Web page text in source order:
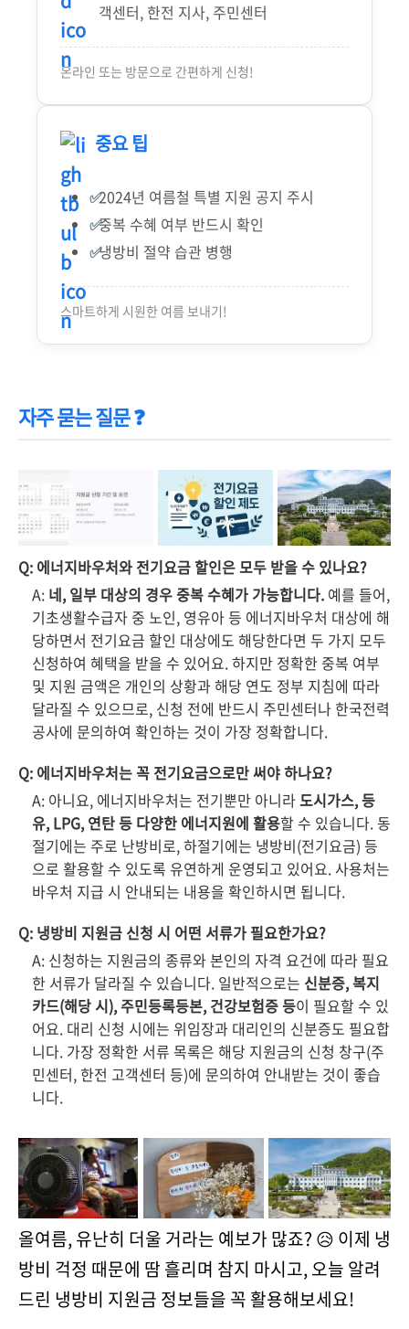
객센터, 한전 지사, 주민센터
온라인 또는 방문으로 간편하게 신청!
중요 팁
2024년 여름철 특별 지원 공지 주시
중복 수혜 여부 반드시 확인
냉방비 절약 습관 병행
스마트하게 시원한 여름 보내기!
자주 묻는 질문 ❓
Q: 에너지바우처와 전기요금 할인은 모두 받을 수 있나요?
A: 네, 일부 대상의 경우 중복 수혜가 가능합니다. 예를 들어,
기초생활수급자 중 노인, 영유아 등 에너지바우처 대상에 해
당하면서 전기요금 할인 대상에도 해당한다면 두 가지 모두
신청하여 혜택을 받을 수 있어요. 하지만 정확한 중복 여부
및 지원 금액은 개인의 상황과 해당 연도 정부 지침에 따라
달라질 수 있으므로, 신청 전에 반드시 주민센터나 한국전력
공사에 문의하여 확인하는 것이 가장 정확합니다.
Q: 에너지바우처는 꼭 전기요금으로만 써야 하나요?
A: 아니요, 에너지바우처는 전기뿐만 아니라도시가스, 등
유, LPG, 연탄 등 다양한 에너지원에 활용할 수 있습니다. 동
절기에는 주로 난방비로, 하절기에는 냉방비(전기요금) 등
으로 활용할 수 있도록 유연하게 운영되고 있어요. 사용처는
바우처 지급 시 안내되는 내용을 확인하시면 됩니다.
Q: 냉방비 지원금 신청 시 어떤 서류가 필요한가요?
A: 신청하는 지원금의 종류와 본인의 자격 요건에 따라 필요
한 서류가 달라질 수 있습니다. 일반적으로는 신분증, 복지
카드(해당 시), 주민등록등본, 건강보험증 등이 필요할 수 있
어요. 대리 신청 시에는 위임장과 대리인의 신분증도 필요합
니다. 가장 정확한 서류 목록은 해당 지원금의 신청 창구(주
민센터, 한전 고객센터 등)에 문의하여 안내받는 것이 좋습
니다.
올여름, 유난히 더울 거라는 예보가 많죠? 😥 이제 냉
방비 걱정 때문에 땀 흘리며 참지 마시고, 오늘 알려
드린 냉방비 지원금 정보들을 꼭 활용해보세요!